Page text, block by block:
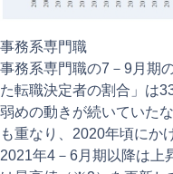
事務系専門職
事務系専門職の7－9月期
た転職決定者の割合」は
弱めの動きが続いていた
も重なり、2020年頃にか
2021年4－6月期以降は上